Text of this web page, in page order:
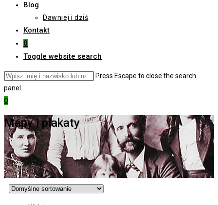
Blog
Dawniej i dziś
Kontakt
0
Toggle website search
Press Escape to close the search
panel.
0
Mapy i plakaty